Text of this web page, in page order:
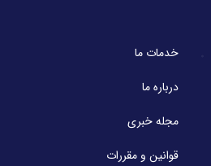
خدمات ما
درباره ما
مجله خبری
قوانین و مقررات